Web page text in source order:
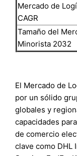
Mercado de
CAGR
Tamaño del
Minorista 2032
El Mercado de
por un sólido
globales y
capacidades
de comercio
clave como DHL